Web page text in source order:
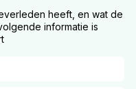
heeft, en wat de
informatie is